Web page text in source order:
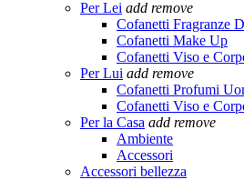
Per Lei add remove
Cofanetti Fragranze
Cofanetti Make Up
Cofanetti Viso e
Per Lui add remove
Cofanetti Profumi
Cofanetti Viso e
Per la Casa add remove
Ambiente
Accessori
Accessori bellezza